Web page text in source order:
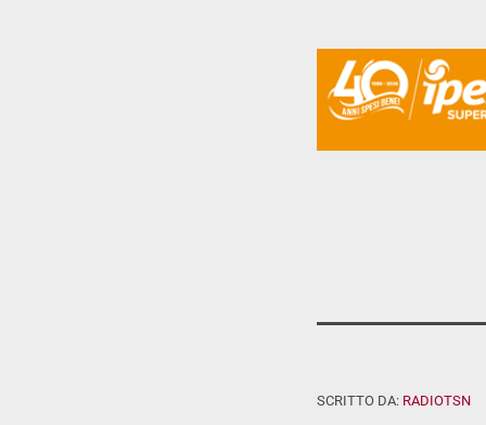
SCRITTO DA: RADIOTSN